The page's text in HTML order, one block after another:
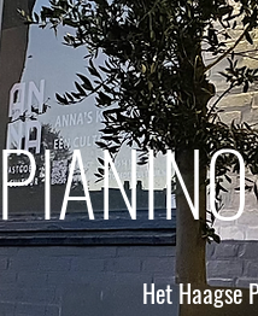
Het Haagse